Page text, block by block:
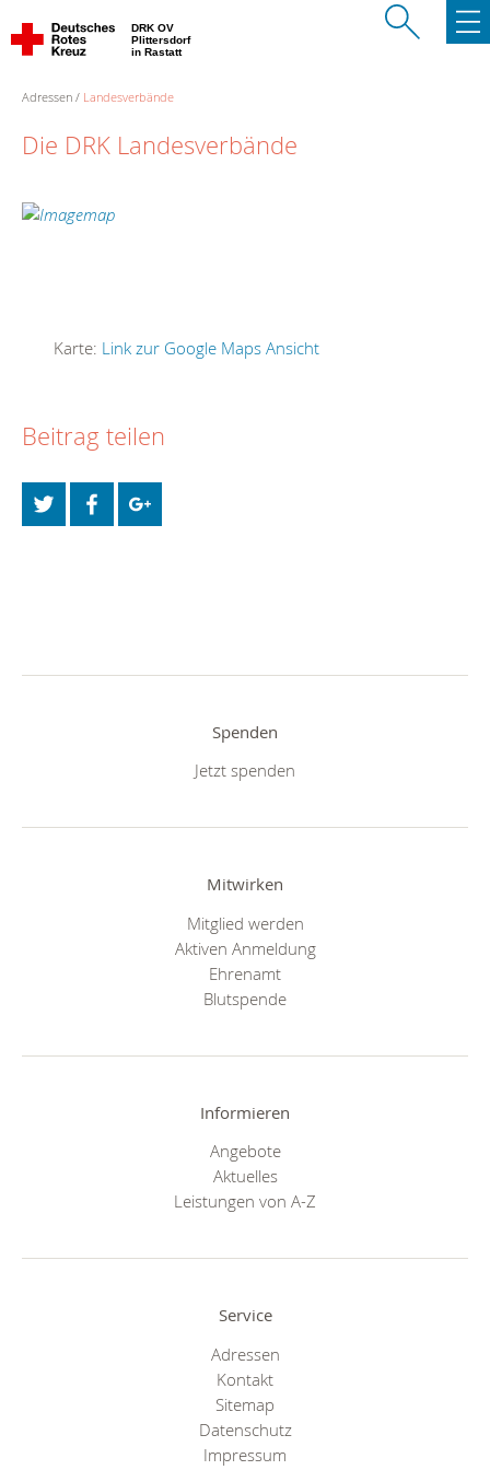
DRK OV
Plittersdorf
in Rastatt
Adressen Landesverbände
Die DRK Landesverbände
Karte: Link zur Google Maps Ansicht
Beitrag teilen
Spenden
Jetzt spenden
Mitwirken
Mitglied werden
Aktiven Anmeldung
Ehrenamt
Blutspende
Informieren
Angebote
Aktuelles
Leistungen von A-Z
Service
Adressen
Kontakt
Sitemap
Datenschutz
Impressum